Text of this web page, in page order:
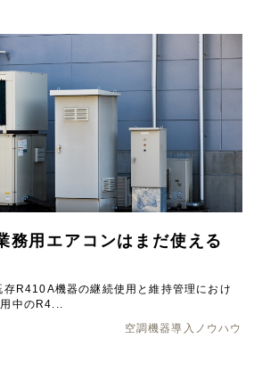
務用エアコンはまだ使える
存R410A機器の継続使用と維持管理におけ
中のR4...
空調機器導入ノウハウ